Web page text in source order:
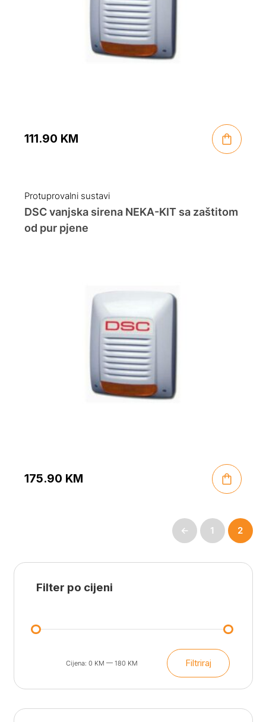
111.90 KM
Protuprovalni sustavi
DSC vanjska sirena NEKA-KIT sa zaštitom
od pur pjene
175.90 KM
← 1 2
Filter po cijeni
Min
cijena
Maks
cijena
Filtriraj
Cijena: 0 KM — 180 KM